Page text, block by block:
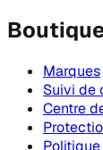
Marques
Suivi de
Centre